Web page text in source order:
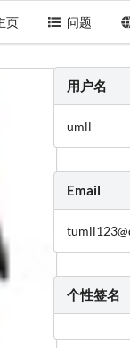
页 问题
用户名
umll
Email
个性签名